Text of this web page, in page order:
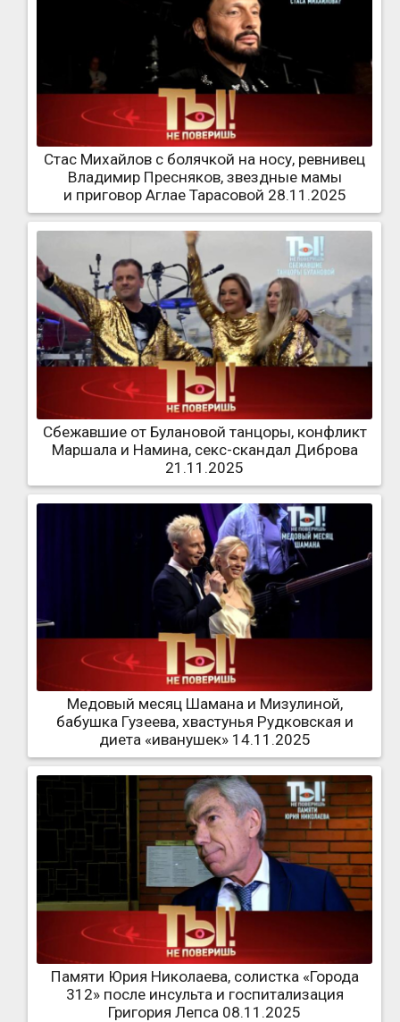
Стас Михайлов с болячкой на носу, ревнивец
Владимир Пресняков, звездные мамы
и приговор Аглае Тарасовой 28.11.2025
Сбежавшие от Булановой танцоры, конфликт
Маршала и Намина, секс-скандал Диброва
21.11.2025
Медовый месяц Шамана и Мизулиной,
бабушка Гузеева, хвастунья Рудковская и
диета «иванушек» 14.11.2025
Памяти Юрия Николаева, солистка «Города
312» после инсульта и госпитализация
Григория Лепса 08.11.2025